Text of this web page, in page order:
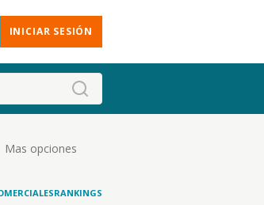
INICIAR SESIÓN
Mas opciones
RANKINGS